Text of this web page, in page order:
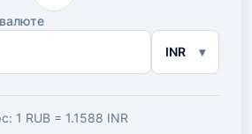
INR
1 RUB = 1.1588 INR